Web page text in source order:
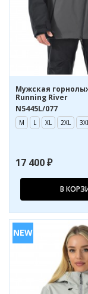
Мужская
Running River
N5445L/077
M L XL 2XL
17 400 ₽
В